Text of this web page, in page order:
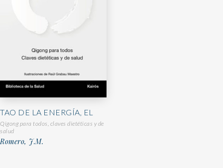
TAO DE LA ENERGÍA, EL
Qigong para todos, claves dietéticas y de
salud
Romero, J.M.